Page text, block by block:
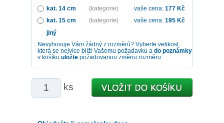
kat. 14 cm
(kategorie) vaše cena: 177 Kč
kat. 15 cm
(kategorie) vaše cena: 195 Kč
jiný
Nevyhovuje Vám žádný z rozměrů? Vyberte velikost,
která se nejvíce blíží Vašemu požadavku a do poznámky
v košíku uložte požadovanou změnu rozměru.
ks